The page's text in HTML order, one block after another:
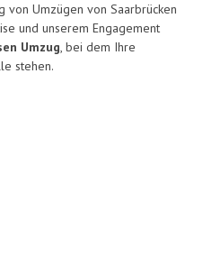
von Umzügen von Saarbrücken
und unserem Engagement
Umzug, bei dem Ihre
stehen.